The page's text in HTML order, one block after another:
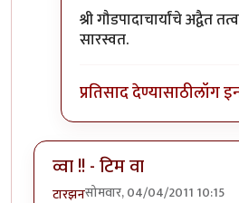
श्री गौडपादाचार्यांचे अद्वैत
सारस्वत.
प्रतिसाद देण्यासाठीलॉग
व्वा !! - टिम वा
टारझनसोमवार, 04/04/2011 10:15